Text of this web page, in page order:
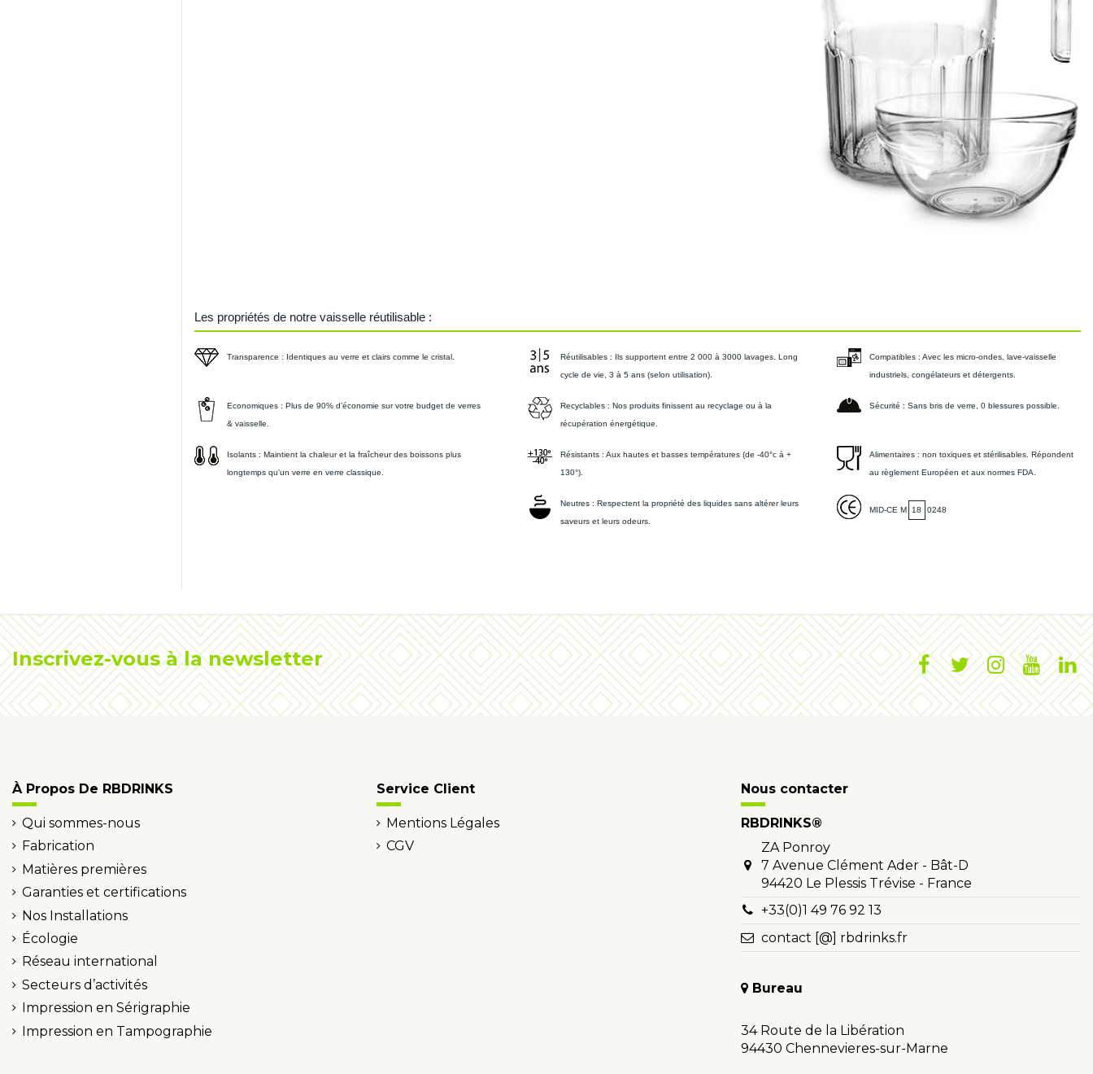
Les propriétés de notre vaisselle réutilisable :
Transparence : Identiques au verre et clairs comme le cristal.
Economiques : Plus de 90% d’économie sur votre budget de verres
& vaisselle.
Isolants : Maintient la chaleur et la fraîcheur des boissons plus
longtemps qu’un verre en verre classique.
Réutilisables : Ils supportent entre 2 000 à 3000 lavages. Long
cycle de vie, 3 à 5 ans (selon utilisation).
Recyclables : Nos produits finissent au recyclage ou à la
récupération énergétique.
Résistants : Aux hautes et basses températures (de -40°c à +
130°).
Neutres : Respectent la propriété des liquides sans altérer leurs
saveurs et leurs odeurs.
Compatibles : Avec les micro-ondes, lave-vaisselle
industriels, congélateurs et détergents.
Sécurité : Sans bris de verre, 0 blessures possible.
Alimentaires : non toxiques et stérilisables. Répondent
au règlement Européen et aux normes FDA.
MID-CE M 18 0248
Inscrivez-vous à la newsletter
À Propos De RBDRINKS
Qui sommes-nous
Fabrication
Matières premières
Garanties et certifications
Nos Installations
Écologie
Réseau international
Secteurs d’activités
Impression en Sérigraphie
Impression en Tampographie
Service Client
Mentions Légales
CGV
Nous contacter
RBDRINKS®
ZA Ponroy
7 Avenue Clément Ader - Bât-D
94420 Le Plessis Trévise - France
+33(0)1 49 76 92 13
contact [@] rbdrinks.fr
Bureau
34 Route de la Libération
94430 Chennevieres-sur-Marne